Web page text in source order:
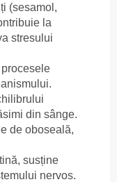
(sesamol,
la
stresului
din sânge.
de oboseală,
susține
nervos.